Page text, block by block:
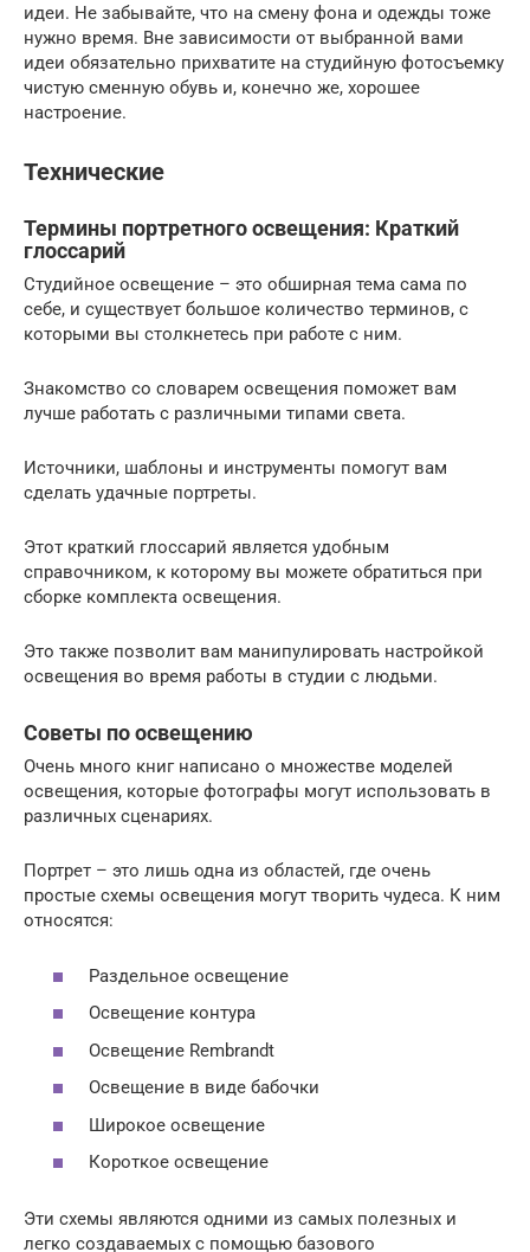
идеи. Не забывайте, что на смену фона и одежды тоже
нужно время. Вне зависимости от выбранной вами
идеи обязательно прихватите на студийную фотосъемку
чистую сменную обувь и, конечно же, хорошее
настроение.
Технические
Термины портретного освещения: Краткий
глоссарий
Студийное освещение – это обширная тема сама по
себе, и существует большое количество терминов, с
которыми вы столкнетесь при работе с ним.
Знакомство со словарем освещения поможет вам
лучше работать с различными типами света.
Источники, шаблоны и инструменты помогут вам
сделать удачные портреты.
Этот краткий глоссарий является удобным
справочником, к которому вы можете обратиться при
сборке комплекта освещения.
Это также позволит вам манипулировать настройкой
освещения во время работы в студии с людьми.
Советы по освещению
Очень много книг написано о множестве моделей
освещения, которые фотографы могут использовать в
различных сценариях.
Портрет – это лишь одна из областей, где очень
простые схемы освещения могут творить чудеса. К ним
относятся:
Раздельное освещение
Освещение контура
Освещение Rembrandt
Освещение в виде бабочки
Широкое освещение
Короткое освещение
Эти схемы являются одними из самых полезных и
легко создаваемых с помощью базового